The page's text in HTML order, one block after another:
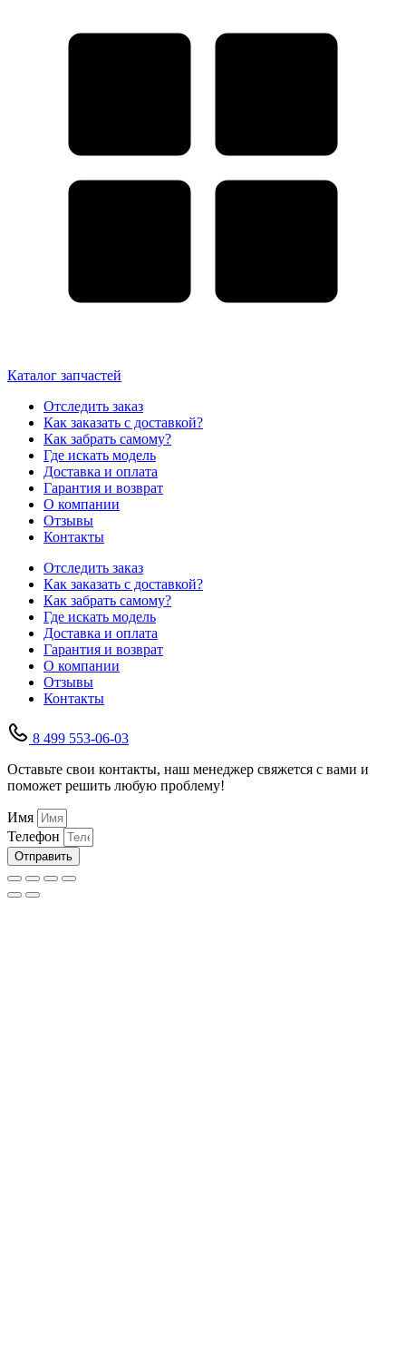
Каталог запчастей
Отследить заказ
Как заказать с доставкой?
Как забрать самому?
Где искать модель
Доставка и оплата
Гарантия и возврат
О компании
Отзывы
Контакты
Отследить заказ
Как заказать с доставкой?
Как забрать самому?
Где искать модель
Доставка и оплата
Гарантия и возврат
О компании
Отзывы
Контакты
8 499 553-06-03
Оставьте свои контакты, наш менеджер свяжется с вами и
поможет решить любую проблему!
Имя
Телефон
Отправить